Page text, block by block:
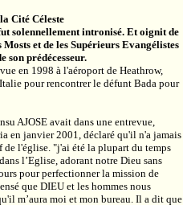
la Cité Céleste
solennellement intronisé. Et oignit de
Mosts et de les Supérieurs Evangélistes
son prédécesseur.
en 1998 à l'aéroport de Heathrow,
pour rencontrer le défunt Bada pour
AJOSE avait dans une entrevue,
en janvier 2001, déclaré qu'il n'a jamais
de l'église. "j'ai été la plupart du temps
l’Eglise, adorant notre Dieu sans
pour perfectionner la mission de
que DIEU et les hommes nous
m’aura moi et mon bureau. Il a dit que